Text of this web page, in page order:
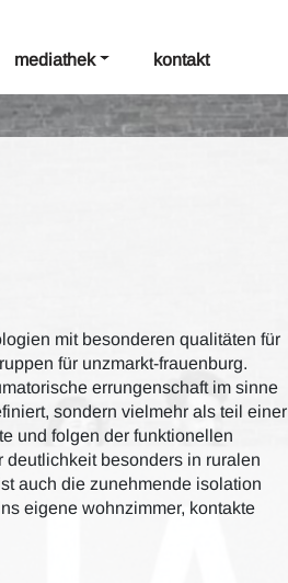
mediathek kontakt
mit besonderen qualitäten für
für unzmarkt-frauenburg.
errungenschaft im sinne
sondern vielmehr als teil einer
und folgen der funktionellen
besonders in ruralen
auch die zunehmende isolation
eigene wohnzimmer, kontakte